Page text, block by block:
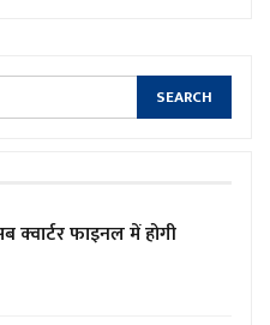
क्वार्टर फाइनल में होगी